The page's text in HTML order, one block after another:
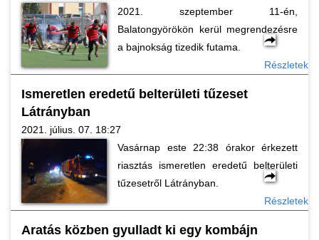
2021. szeptember 11-én,
Balatongyörökön kerül megrendezésre
a bajnokság tizedik futama.
Részletek
Ismeretlen eredetű belterületi tűzeset
Látrányban
2021. július. 07. 18:27
Vasárnap este 22:38 órakor érkezett
riasztás ismeretlen eredetű belterületi
tűzesetről Látrányban.
Részletek
Aratás közben gyulladt ki egy kombájn